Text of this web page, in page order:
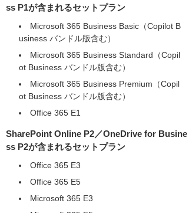
ss P1が含まれるセットプラン
Microsoft 365 Business Basic（Copilot B
usiness バンドル版含む）
Microsoft 365 Business Standard（Copil
ot Business バンドル版含む）
Microsoft 365 Business Premium（Copil
ot Business バンドル版含む）
Office 365 E1
SharePoint Online P2／OneDrive for Busine
ss P2が含まれるセットプラン
Office 365 E3
Office 365 E5
Microsoft 365 E3